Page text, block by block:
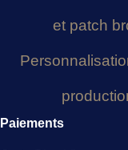
et patch
Paiements